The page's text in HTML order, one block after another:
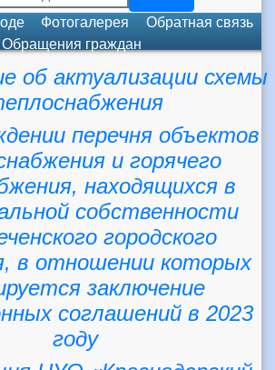
Фотогалерея
Обратная связь
Обращения граждан
об актуализации схемы
перечня объектов
и горячего
находящихся в
собственности
городского
в отношении которых
заключение
соглашений в 2023
году